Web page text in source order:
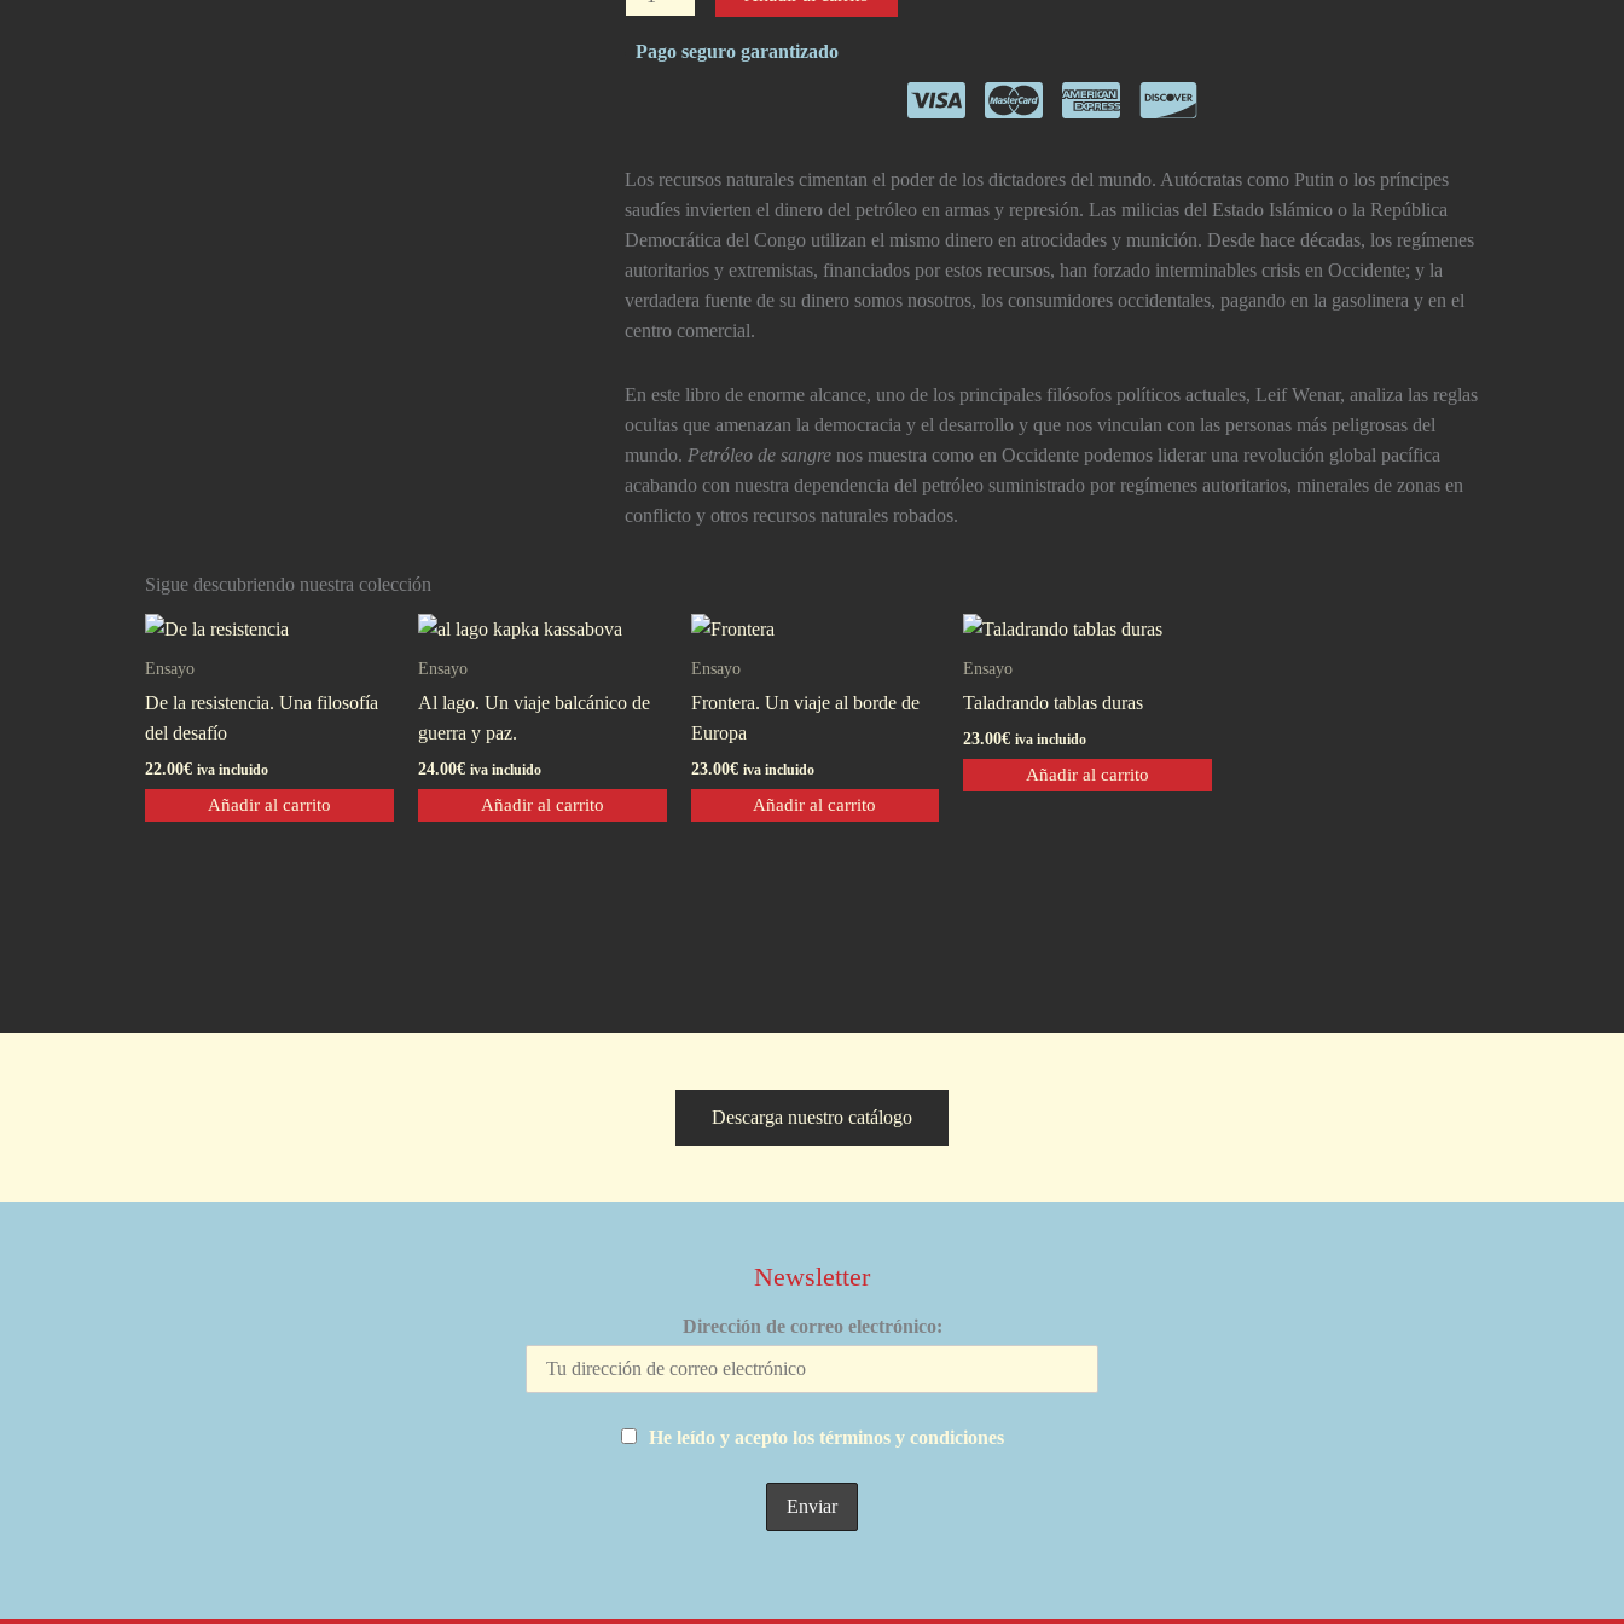
de
sangre
Pago seguro garantizado
Los recursos naturales cimentan el poder de los dictadores del mundo. Autócratas como Putin o los prí­ncipes
saudí­es invierten el dinero del petróleo en armas y represión. Las milicias del Estado Islámico o la República
Democrática del Congo utilizan el mismo dinero en atrocidades y munición. Desde hace décadas, los regí­menes
autoritarios y extremistas, financiados por estos recursos, han forzado interminables crisis en Occidente; y la
verdadera fuente de su dinero somos nosotros, los consumidores occidentales, pagando en la gasolinera y en el
centro comercial.
En este libro de enorme alcance, uno de los principales filósofos polí­ticos actuales, Leif Wenar, analiza las reglas
ocultas que amenazan la democracia y el desarrollo y que nos vinculan con las personas más peligrosas del
mundo. Petróleo de sangre nos muestra como en Occidente podemos liderar una revolución global pací­fica
acabando con nuestra dependencia del petróleo suministrado por regí­menes autoritarios, minerales de zonas en
conflicto y otros recursos naturales robados.
Sigue descubriendo nuestra colección
Ensayo
De la resistencia. Una filosofí­a
del desafí­o
22.00€ iva incluido
Añadir al carrito
Ensayo
Al lago. Un viaje balcánico de
guerra y paz.
24.00€ iva incluido
Añadir al carrito
Ensayo
Frontera. Un viaje al borde de
Europa
23.00€ iva incluido
Añadir al carrito
Ensayo
Taladrando tablas duras
23.00€ iva incluido
Añadir al carrito
Descarga nuestro catálogo
Newsletter
Dirección de correo electrónico:
He leído y acepto los términos y condiciones